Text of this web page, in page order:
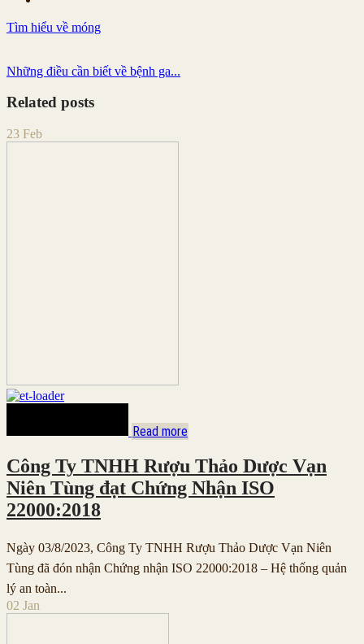
Tìm hiểu về móng
Những điều cần biết về bệnh ga...
Related posts
23 Feb
Read more
Công Ty TNHH Rượu Thảo Dược Vạn
Niên Tùng đạt Chứng Nhận ISO
22000:2018
Ngày 03/8/2023, Công Ty TNHH Rượu Thảo Dược Vạn Niên
Tùng đã đón nhận Chứng nhận ISO 22000:2018 – Hệ thống quản
lý an toàn...
02 Jan